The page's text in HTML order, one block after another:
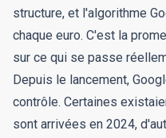
structure, et l'algorithme
chaque euro. C'est la
sur ce qui se passe
Depuis le lancement,
contrôle. Certaines
sont arrivées en 2024,